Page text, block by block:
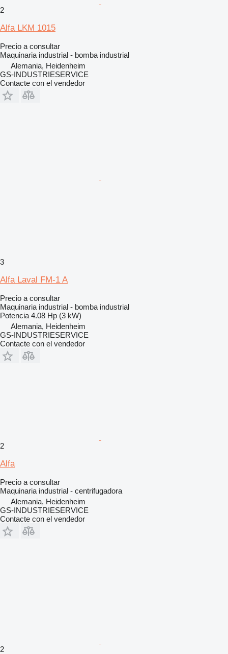
2
Alfa LKM 1015
Precio a consultar
Maquinaria industrial - bomba industrial
Alemania, Heidenheim
GS-INDUSTRIESERVICE
Contacte con el vendedor
3
Alfa Laval FM-1 A
Precio a consultar
Maquinaria industrial - bomba industrial
Potencia 4.08 Hp (3 kW)
Alemania, Heidenheim
GS-INDUSTRIESERVICE
Contacte con el vendedor
2
Alfa
Precio a consultar
Maquinaria industrial - centrifugadora
Alemania, Heidenheim
GS-INDUSTRIESERVICE
Contacte con el vendedor
2